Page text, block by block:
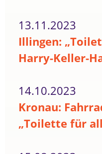
13.11.2023
Illingen:
Harry-Keller-
14.10.2023
Kronau:
„Toilette für